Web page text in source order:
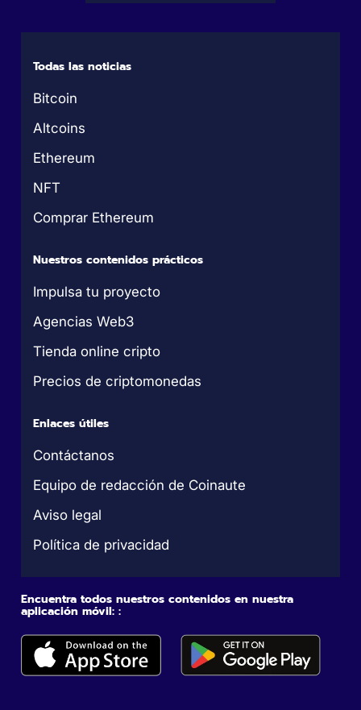
Todas las noticias
Bitcoin
Altcoins
Ethereum
NFT
Comprar Ethereum
Nuestros contenidos prácticos
Impulsa tu proyecto
Agencias Web3
Tienda online cripto
Precios de criptomonedas
Enlaces útiles
Contáctanos
Equipo de redacción de Coinaute
Aviso legal
Política de privacidad
Encuentra todos nuestros contenidos en nuestra
aplicación móvil: :